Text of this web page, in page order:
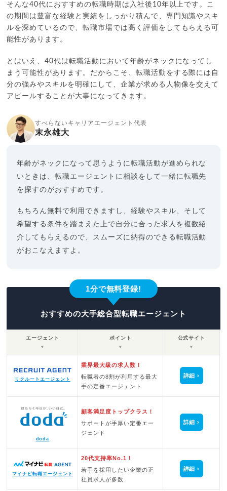
そんな40代におすすめの転職時期は入社後10年以上です。こ
の期間は豊富な経験と実績をしっかり積んで、専門知識やスキ
ルを深めているので、転職市場では高く評価をしてもらえる可
能性があります。
とはいえ、40代は転職活動において年齢がネックになってし
まう可能性があります。だからこそ、転職活動をする際には自
分の強みやスキルを明確にして、企業が求める人物像を交えて
アピールすることが大事になってきます。
すべらないキャリアエージェント代表
末永雄大
年齢がネックになって思うように転職活動が進められな
いときは、転職エージェントに相談をして一緒に転職先
を探すのがおすすめです。
もちろん無料で利用できますし、経験やスキル、そして
希望する条件を踏まえた上で自分に合った求人を複数紹
介してもらえるので、スムーズに納得のできる転職活動
がおこなえますよ。
1分で無料登録!
おすすめの大手総合型転職エージェント
エージェント
▼
ポイント
▼
公式サイト
▼
リクルートエージェント
業界最大級の求人数！
転職者の8割が利用する最大
手の定番エージェント
詳細
doda
顧客満足度トップクラス！
サポートが手厚い定番エー
ジェント
詳細
マイナビ転職エージェント
20代支持率No.1！
若手を採用したい企業の正
社員求人が多数
詳細